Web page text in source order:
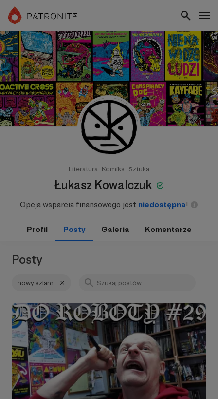
Literatura Komiks Sztuka
Łukasz Kowalczuk
Opcja wsparcia finansowego jest niedostępna!
Profil Posty Galeria Komentarze
Posty
nowy szlam